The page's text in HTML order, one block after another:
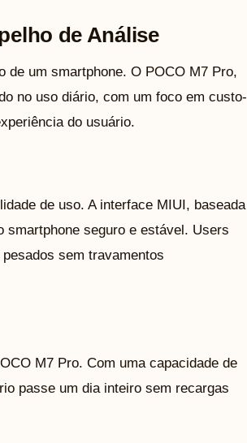
de Análise
de um smartphone. O POCO M7 Pro,
no uso diário, com um foco em custo-
do usuário.
de uso. A interface MIUI, baseada
smartphone seguro e estável. Users
sem travamentos
M7 Pro. Com uma capacidade de
passe um dia inteiro sem recargas